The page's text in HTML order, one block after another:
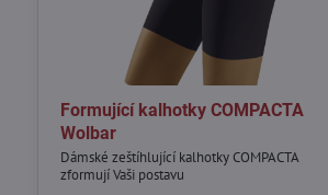
Formující kalhotky COMPACTA
Wolbar
Dámské zeštíhlující kalhotky COMPACTA
zformují Vaši postavu